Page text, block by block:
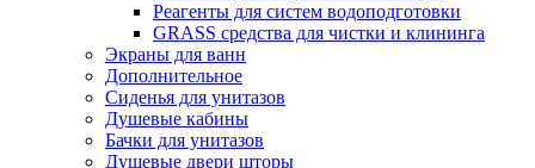
Реагенты для систем водоподготовки
GRASS средства для чистки и клининга
Экраны для ванн
Дополнительное
Сиденья для унитазов
Душевые кабины
Бачки для унитазов
Душевые двери шторы